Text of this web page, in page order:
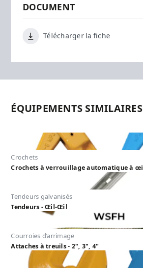
DOCUMENT
Télécharger la fiche
ÉQUIPEMENTS SIMILAIRES
Crochets
Crochets à verrouillage automatique à œil
Tendeurs galvanisés
Tendeurs - Œil-Œil
Courroies d’arrimage
Attaches à treuils - 2", 3", 4"